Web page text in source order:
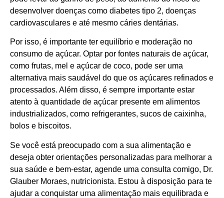
desenvolver doenças como diabetes tipo 2, doenças
cardiovasculares e até mesmo cáries dentárias.
Por isso, é importante ter equilíbrio e moderação no
consumo de açúcar. Optar por fontes naturais de açúcar,
como frutas, mel e açúcar de coco, pode ser uma
alternativa mais saudável do que os açúcares refinados e
processados. Além disso, é sempre importante estar
atento à quantidade de açúcar presente em alimentos
industrializados, como refrigerantes, sucos de caixinha,
bolos e biscoitos.
Se você está preocupado com a sua alimentação e
deseja obter orientações personalizadas para melhorar a
sua saúde e bem-estar, agende uma consulta comigo, Dr.
Glauber Moraes, nutricionista. Estou à disposição para te
ajudar a conquistar uma alimentação mais equilibrada e